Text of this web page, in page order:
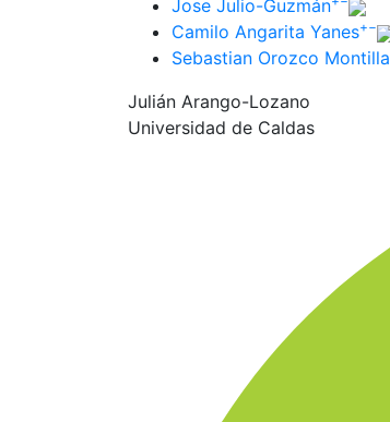
Jose Julio-Guzmán
Camilo Angarita Yanes+−
Sebastian Orozco Montilla
Julián Arango-Lozano
Universidad de Caldas